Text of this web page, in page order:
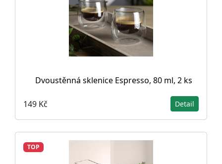
Dvoustěnná sklenice Espresso, 80 ml, 2 ks
149 Kč Detail
TOP